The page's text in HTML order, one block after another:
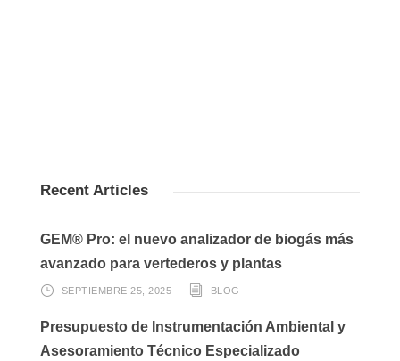
Recent Articles
GEM® Pro: el nuevo analizador de biogás más
avanzado para vertederos y plantas
SEPTIEMBRE 25, 2025 BLOG
Presupuesto de Instrumentación Ambiental y
Asesoramiento Técnico Especializado